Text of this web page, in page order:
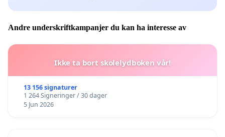
Andre underskriftkampanjer du kan ha interesse av
Ikke ta bort skolelydboken vår!
13 156 signaturer
1 264 Signeringer / 30 dager
5 Jun 2026